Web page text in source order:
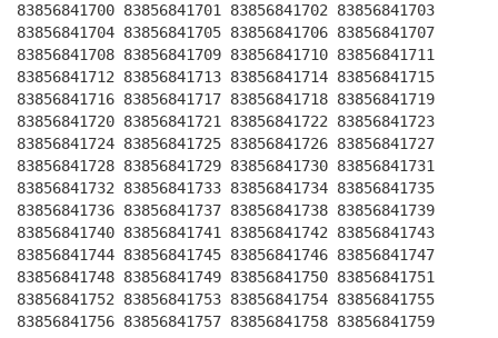
83856841700 83856841701 83856841702 83856841703
83856841704 83856841705 83856841706 83856841707
83856841708 83856841709 83856841710 83856841711
83856841712 83856841713 83856841714 83856841715
83856841716 83856841717 83856841718 83856841719
83856841720 83856841721 83856841722 83856841723
83856841724 83856841725 83856841726 83856841727
83856841728 83856841729 83856841730 83856841731
83856841732 83856841733 83856841734 83856841735
83856841736 83856841737 83856841738 83856841739
83856841740 83856841741 83856841742 83856841743
83856841744 83856841745 83856841746 83856841747
83856841748 83856841749 83856841750 83856841751
83856841752 83856841753 83856841754 83856841755
83856841756 83856841757 83856841758 83856841759